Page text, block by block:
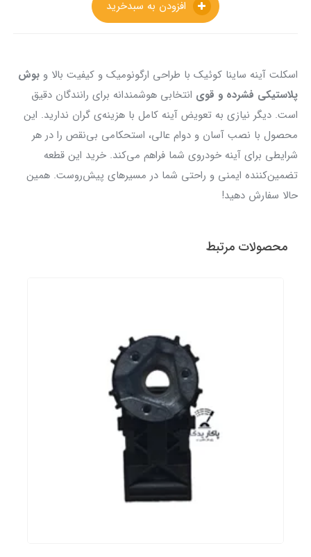
اسکلت آینه ساینا کوئیک با طراحی ارگونومیک و کیفیت بالا و بوش
پلاستیکی فشرده و قوی انتخابی هوشمندانه برای رانندگان دقیق
است. دیگر نیازی به تعویض آینه کامل با هزینه‌ی گران ندارید. این
محصول با نصب آسان و دوام عالی، استحکامی بی‌نقص را در هر
شرایطی برای آینه خودروی شما فراهم می‌کند. خرید این قطعه
تضمین‌کننده ایمنی و راحتی شما در مسیرهای پیش‌روست. همین
حالا سفارش دهید!
محصولات مرتبط